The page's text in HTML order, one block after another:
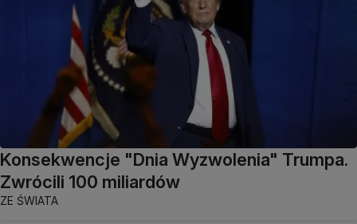
Konsekwencje "Dnia Wyzwolenia" Trumpa.
Zwrócili 100 miliardów
ZE ŚWIATA